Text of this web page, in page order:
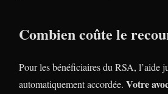
Combien coûte le
Pour les bénéficiaires du RSA, l’aide
automatiquement accordée. Votre